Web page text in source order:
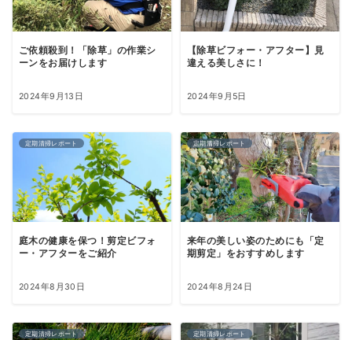
ご依頼殺到！「除草」の作業シ
ーンをお届けします
2024年9月13日
【除草ビフォー・アフター】見
違える美しさに！
2024年9月5日
定期清掃レポート
庭木の健康を保つ！剪定ビフォ
ー・アフターをご紹介
2024年8月30日
定期清掃レポート
来年の美しい姿のためにも「定
期剪定」をおすすめします
2024年8月24日
定期清掃レポート 定期清掃レポート